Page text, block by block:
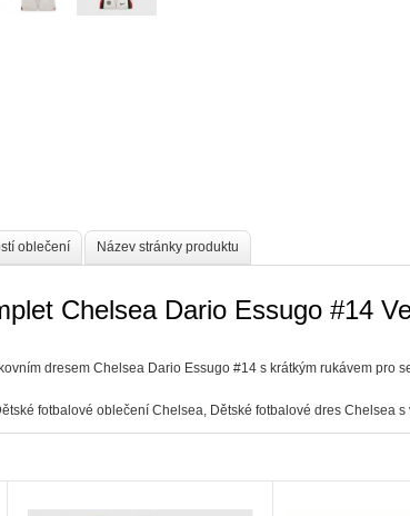
oblečení Název stránky produktu
Chelsea Dario Essugo #14
dresem Chelsea Dario Essugo #14 s krátkým rukávem
fotbalové oblečení Chelsea, Dětské fotbalové dres Chelsea